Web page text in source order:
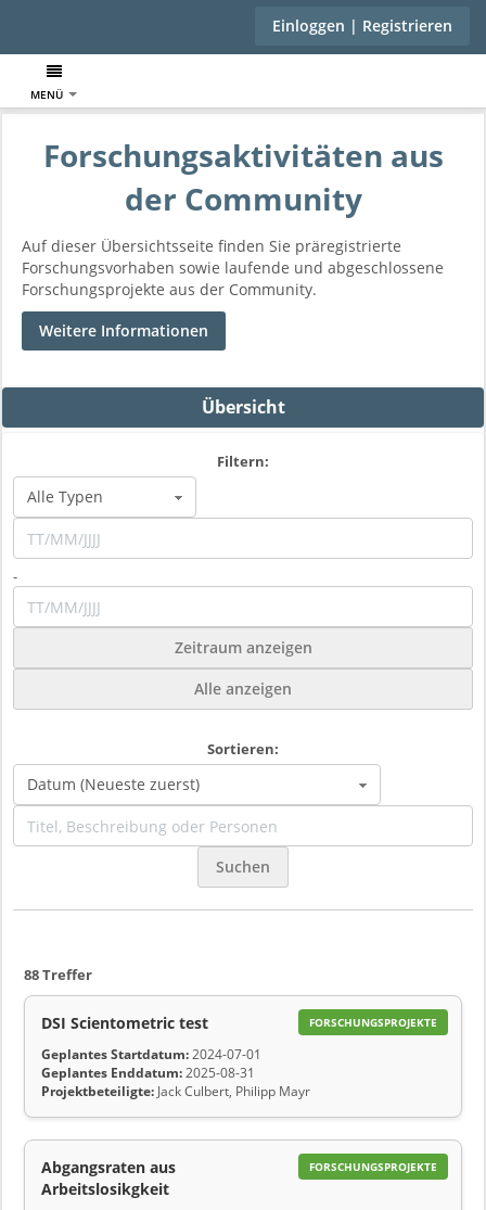
Einloggen | Registrieren
MENÜ
Forschungsaktivitäten aus
der Community
Auf dieser Übersichtsseite finden Sie präregistrierte
Forschungsvorhaben sowie laufende und abgeschlossene
Forschungsprojekte aus der Community.
Weitere Informationen
Übersicht
Filtern:
-
Zeitraum anzeigen
Alle anzeigen
Sortieren:
Suchen
88 Treffer
FORSCHUNGSPROJEKTE
DSI Scientometric test
Geplantes Startdatum:2024-07-01
Geplantes Enddatum:2025-08-31
Projektbeteiligte: Jack Culbert, Philipp Mayr
FORSCHUNGSPROJEKTE
Abgangsraten aus
Arbeitslosikgkeit